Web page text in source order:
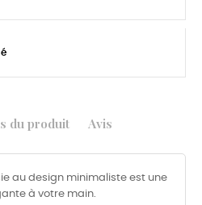
du produit Avis
au design minimaliste est une
à votre main.